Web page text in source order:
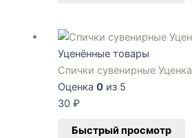
Уценённые товары
Спички сувенирные Уценка
Оценка 0из 5
30 ₽
Быстрый просмотр